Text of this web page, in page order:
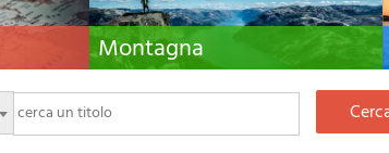
e atlanti,
Carte dei
e
Montagna
Guide alpinistiche, guide escursionistiche,
manuali tecnici per l'alpinismo estivo ed
invernale. Letteratura e filmografia di montagna